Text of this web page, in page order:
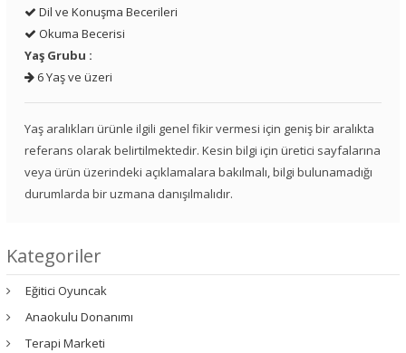
Dil ve Konuşma Becerileri
Okuma Becerisi
Yaş Grubu :
6 Yaş ve üzeri
Yaş aralıkları ürünle ilgili genel fikir vermesi için geniş bir aralıkta
referans olarak belirtilmektedir. Kesin bilgi için üretici sayfalarına
veya ürün üzerindeki açıklamalara bakılmalı, bilgi bulunamadığı
durumlarda bir uzmana danışılmalıdır.
Kategoriler
Eğitici Oyuncak
Anaokulu Donanımı
Terapi Marketi